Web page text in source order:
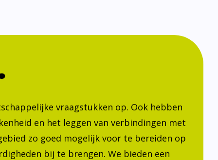
vraagstukken op. Ook hebben
en het leggen van verbindingen met
zo goed mogelijk voor te bereiden op
bij te brengen. We bieden een